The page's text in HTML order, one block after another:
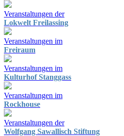
Veranstaltungen der
Lokwelt Freilassing
Veranstaltungen im
Freiraum
Veranstaltungen im
Kulturhof Stanggass
Veranstaltungen im
Rockhouse
Veranstaltungen der
Wolfgang Sawallisch Stiftung